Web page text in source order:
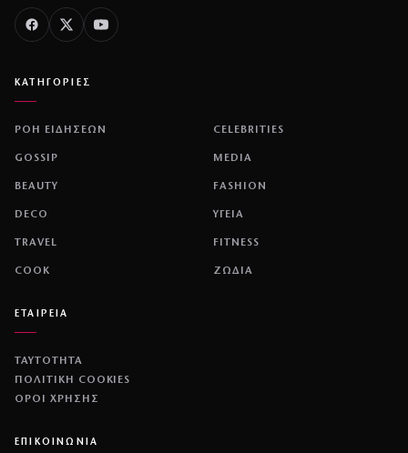
ΚΑΤΗΓΟΡΙΕΣ
ΡΟΗ ΕΙΔΗΣΕΩΝ CELEBRITIES
GOSSIP MEDIA
BEAUTY FASHION
DECO ΥΓΕΙΑ
TRAVEL FITNESS
COOK ΖΩΔΙΑ
ΕΤΑΙΡΕΙΑ
ΤΑΥΤΟΤΗΤΑ
ΠΟΛΙΤΙΚΉ COOKIES
ΌΡΟΙ ΧΡΉΣΗΣ
ΕΠΙΚΟΙΝΩΝΙΑ